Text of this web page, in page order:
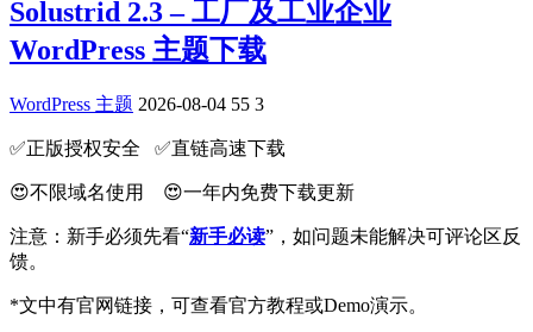
Solustrid 2.3 – 工厂及工业企业
WordPress 主题下载
WordPress 主题 2026-08-04 55 3
✅️正版授权安全 ✅️直链高速下载
😍不限域名使用 😍一年内免费下载更新
注意：新手必须先看“新手必读”，如问题未能解决可评论区反
馈。
*文中有官网链接，可查看官方教程或Demo演示。